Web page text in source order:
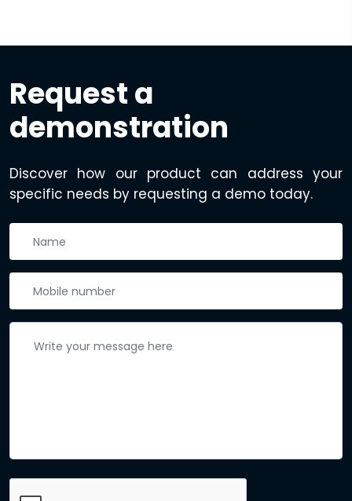
Request a
demonstration
Discover how our product can address your
specific needs by requesting a demo today.